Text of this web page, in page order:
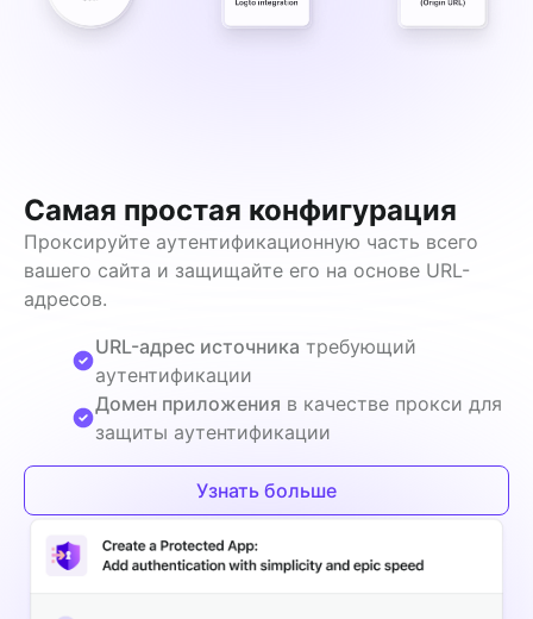
Самая простая конфигурация
Проксируйте аутентификационную часть всего
вашего сайта и защищайте его на основе URL-
адресов.
URL-адрес источника требующий
аутентификации
Домен приложения в качестве прокси для
защиты аутентификации
Узнать больше